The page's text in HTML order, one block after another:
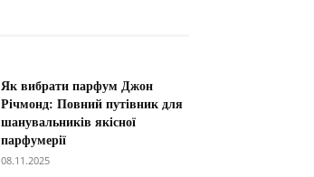
Як вибрати парфум Джон
Річмонд: Повний путівник для
шанувальників якісної
парфумерії
08.11.2025